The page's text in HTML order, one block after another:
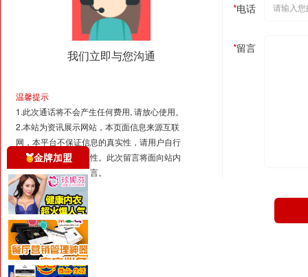
我们立即与您沟通
温馨提示
1.此次通话将不会产生任何费用, 请放心使用。
2.本站为资讯展示网站，本页面信息来源互联
网，本平台不保证信息的真实性，请用户自行
与商家联系核实真实性。此次留言将面向站内
所有页面项目产生留言。
*电话
*留言
金牌加盟